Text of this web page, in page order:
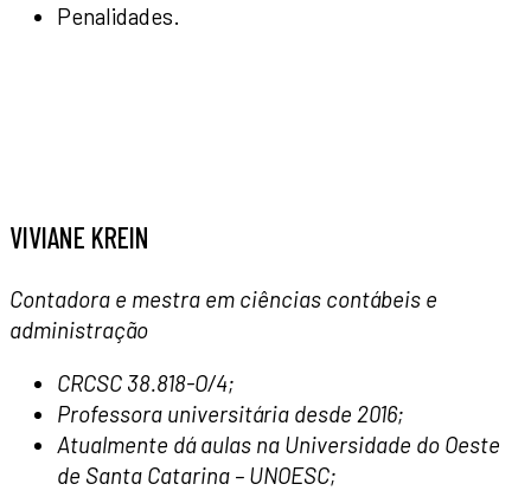
Penalidades.
VIVIANE KREIN
Contadora e mestra em ciências contábeis e
administração
CRCSC 38.818-O/4;
Professora universitária desde 2016;
Atualmente dá aulas na Universidade do Oeste
de Santa Catarina – UNOESC;